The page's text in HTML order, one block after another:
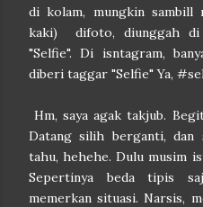
di kolam, mungkin sambill
kaki) difoto, diunggah
"Selfie". Di isntagram,
diberi taggar "Selfie" Ya,
Hm, saya agak takjub.
Datang silih berganti, dan
tahu, hehehe. Dulu musim
Sepertinya beda tipis
memerkan situasi. Narsis,